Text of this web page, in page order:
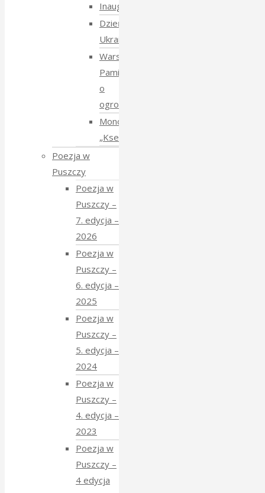
Inauguracja
Dzień
Ukraiński
Warsztaty:
Pamiętajmy
o
ogrodach
Monodram
„Ksenia”
Poezja w
Puszczy
Poezja w
Puszczy –
7. edycja –
2026
Poezja w
Puszczy –
6. edycja –
2025
Poezja w
Puszczy –
5. edycja –
2024
Poezja w
Puszczy –
4. edycja –
2023
Poezja w
Puszczy –
4 edycja